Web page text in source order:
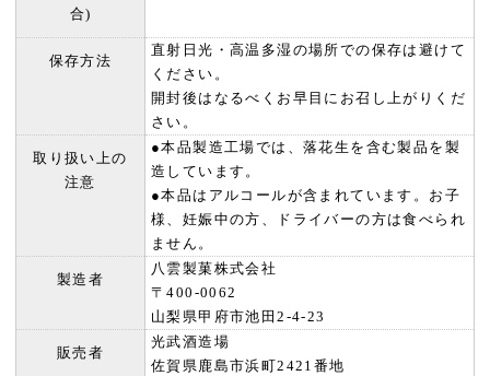
合)
保存方法
直射日光・高温多湿の場所での保存は避けて
ください。
開封後はなるべくお早目にお召し上がりくだ
さい。
取り扱い上の
注意
●本品製造工場では、落花生を含む製品を製
造しています。
●本品はアルコールが含まれています。お子
様、妊娠中の方、ドライバーの方は食べられ
ません。
製造者
八雲製菓株式会社
〒400-0062
山梨県甲府市池田2-4-23
販売者
光武酒造場
佐賀県鹿島市浜町2421番地